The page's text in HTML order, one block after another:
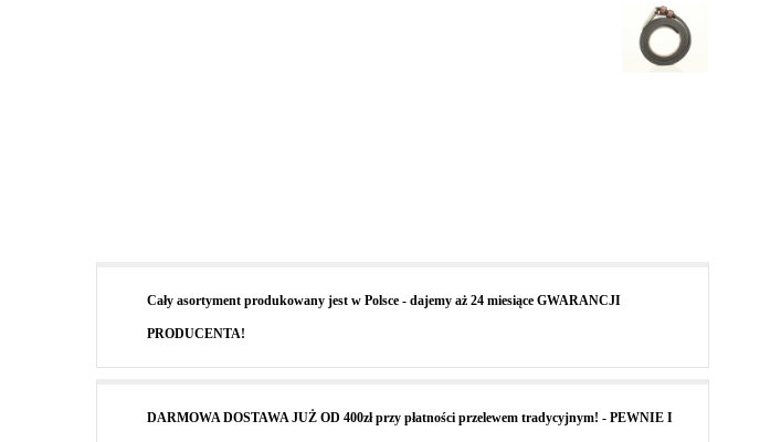
Cały asortyment produkowany jest w Polsce - dajemy aż 24 miesiące GWARANCJI
PRODUCENTA!
DARMOWA DOSTAWA JUŻ OD 400zł przy płatności przelewem tradycyjnym! - PEWNIE I